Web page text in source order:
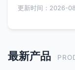
更新时间：2026-
最新产品